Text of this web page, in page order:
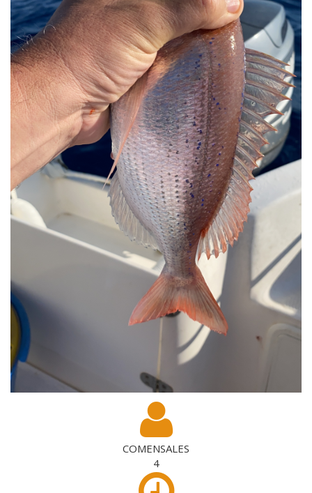
COMENSALES
4